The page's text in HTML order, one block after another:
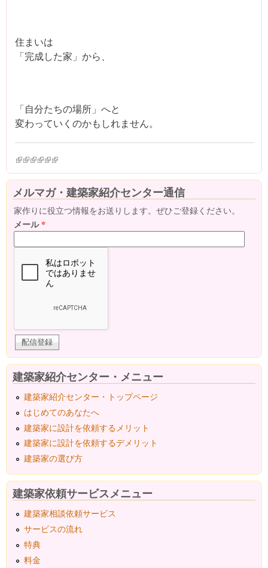
住まいは
「完成した家」から、
「自分たちの場所」へと
変わっていくのかもしれません。
(link is external)
(link is external)
(link is external)
(link is external)
(link is external)
(link is external)
メルマガ・建築家紹介センター通信
家作りに役立つ情報をお送りします。ぜひご登録ください。
メール*
建築家紹介センター・メニュー
建築家紹介センター・トップページ
はじめてのあなたへ
建築家に設計を依頼するメリット
建築家に設計を依頼するデメリット
建築家の選び方
建築家依頼サービスメニュー
建築家相談依頼サービス
サービスの流れ
特典
料金